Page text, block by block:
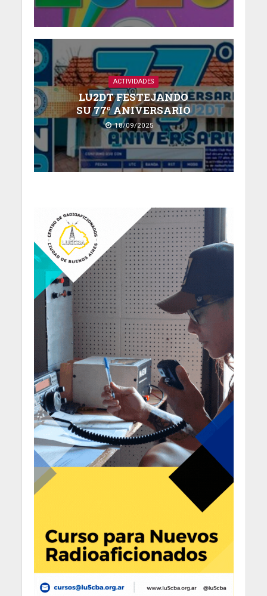
ACTIVIDADES
LU2DT FESTEJANDO
SU 77º ANIVERSARIO
18/09/2025